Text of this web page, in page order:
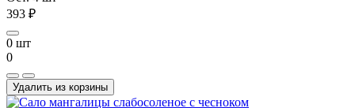
393 ₽
0 шт
0
Удалить из корзины